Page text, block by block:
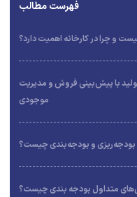
فهرست مطالب
و چرا در کارخانه اهمیت دارد؟
با پیش‌بینی فروش و مدیریت
موجودی
بودجه‌ریزی و بودجه‌بندی چیست؟
متداول بودجه بندی چیست؟